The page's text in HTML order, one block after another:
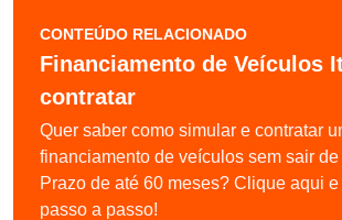
CONTEÚDO RELACIONADO
Financiamento de Veículos
contratar
Quer saber como simular e contratar
financiamento de veículos sem sair
Prazo de até 60 meses? Clique aqui
passo a passo!